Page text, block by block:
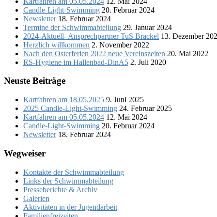
Candle-Light-Swimming 20. Februar 2024
Newsletter18. Februar 2024
Termine der Schwimmabteilung 29. Januar 2024
2024-Aktuell- Ansprechpartner TuS Brackel 13. Dezember
Herzlich willkommen 2. November 2022
Nach den Osterferien 2022 neue Vereinszeiten 20. Mai 2022
RS-Hygiene im Hallenbad-DinA5 2. Juli 2020
Neuste Beiträge
Kartfahren am 18.05.2025 9. Juni 2025
2025 Candle-Light-Swimming 24. Februar 2025
Kartfahren am 05.05.2024 12. Mai 2024
Candle-Light-Swimming 20. Februar 2024
Newsletter 18. Februar 2024
Wegweiser
Kontakte der Schwimmabteilung
Links der Schwimmabteilung
Presseberichte & Archiv
Galerien
Aktivitäten in der Jugendarbeit